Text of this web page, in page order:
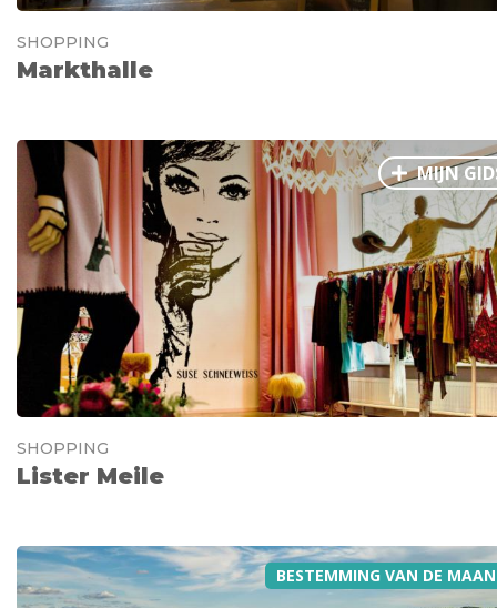
SHOPPING
Markthalle
MIJN
SHOPPING
Lister Meile
BESTEMMING VAN DE